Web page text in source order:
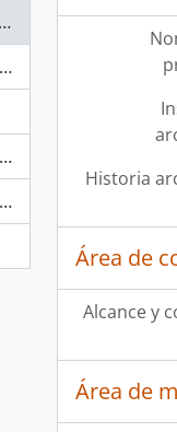
Historia
Área de
Alcance y
Área de